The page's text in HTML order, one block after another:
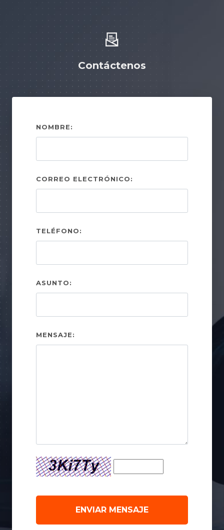
Contáctenos
NOMBRE:
CORREO ELECTRÓNICO:
TELÉFONO:
ASUNTO:
MENSAJE: